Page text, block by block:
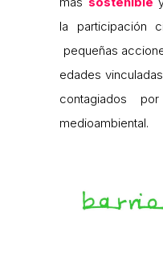
la participación
pequeñas
edades
contagiados
medioambiental.